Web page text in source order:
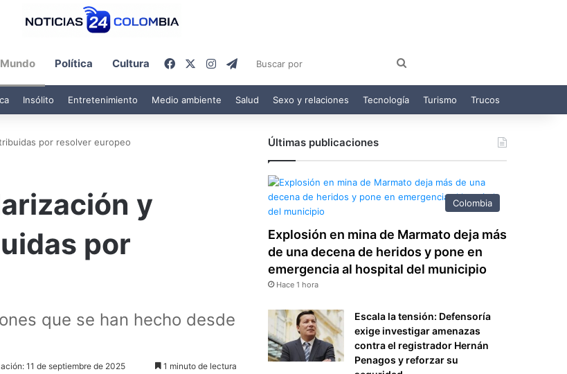
Mundo Política Cultura FacebookInstagram
Telegram
por
Insólito Entretenimiento Medio ambiente Salud Sexo y relaciones Tecnología Turismo Trucos
por resolver europeo
y
por
que se han hecho desde
11 de septiembre de 2025 1 minuto de lectura
Últimas publicaciones
Colombia
Explosión en mina de Marmato deja más
de una decena de heridos y pone en
emergencia al hospital del municipio
Hace 1 hora
Escala la tensión: Defensoría
exige investigar amenazas
contra el registrador Hernán
Penagos y reforzar su